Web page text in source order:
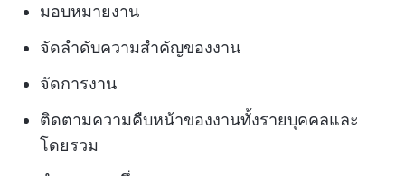
มอบหมายงาน
จัดลำดับความสำคัญของงาน
จัดการงาน
ติดตามความคืบหน้าของงานทั้งรายบุคคลและ
โดยรวม